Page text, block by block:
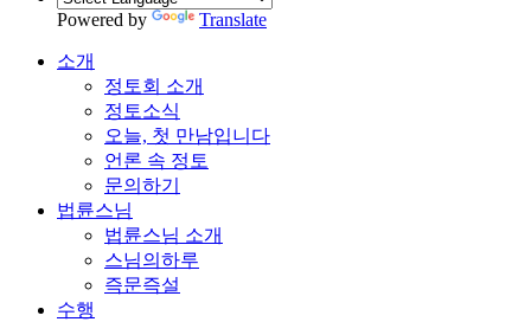
Powered by Translate
소개
정토회 소개
정토소식
오늘, 첫 만남입니다
언론 속 정토
문의하기
법륜스님
법륜스님 소개
스님의하루
즉문즉설
수행